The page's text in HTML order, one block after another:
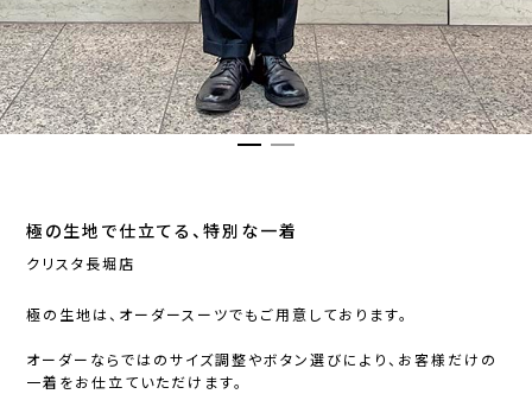
極の生地で仕立てる、特別な一着
クリスタ長堀店
極の生地は、オーダースーツでもご用意しております。
オーダーならではのサイズ調整やボタン選びにより、お客様だけの
一着をお仕立ていただけます。